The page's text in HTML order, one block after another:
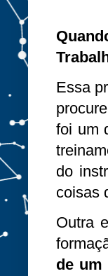
Essa
foi um
do
coisas
Outra
de um